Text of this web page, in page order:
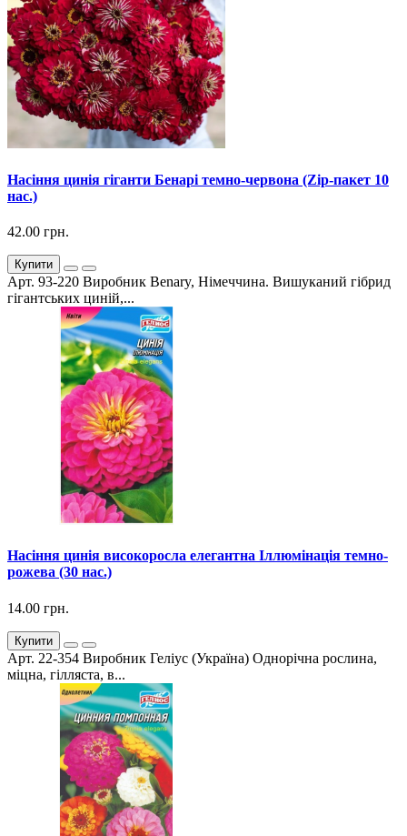
Насіння цинія гіганти Бенарі темно-червона (Zip-пакет 10
нас.)
42.00 грн.
Купити
Арт. 93-220 Виробник Benary, Німеччина. Вишуканий гібрид
гігантських циній,...
Насіння цинія високоросла елегантна Іллюмінація темно-
рожева (30 нас.)
14.00 грн.
Купити
Арт. 22-354 Виробник Геліус (Україна) Однорічна рослина,
міцна, гілляста, в...